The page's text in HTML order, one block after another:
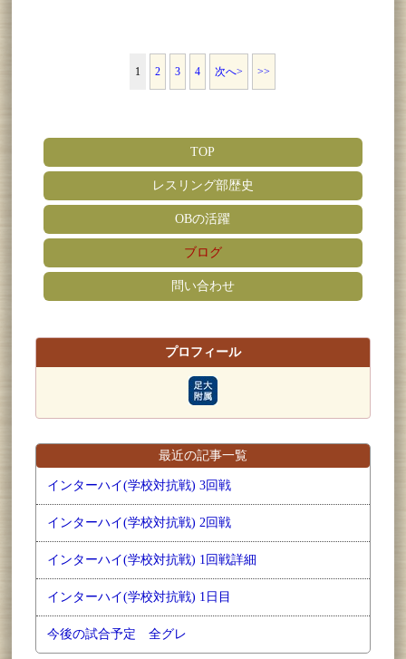
1 2 3 4 次へ> >>
TOP
レスリング部歴史
OBの活躍
ブログ
問い合わせ
プロフィール
最近の記事一覧
インターハイ(学校対抗戦) 3回戦
インターハイ(学校対抗戦) 2回戦
インターハイ(学校対抗戦) 1回戦詳細
インターハイ(学校対抗戦) 1日目
今後の試合予定 全グレ